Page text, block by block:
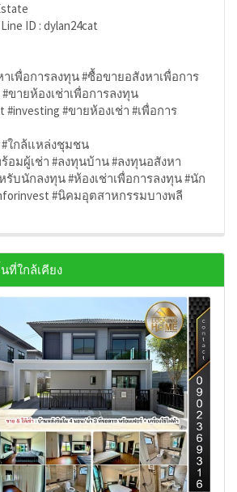
ID : dylan24cat
าเพื่อการลงทุน #ซื้อขายอสังหาเพื่อการ
ขายห้องเช่าเพื่อการลงทุน
#investing #ขายห้องเช่า #เพื่อการ
ใกล้แหล่งชุมชน
อมผู้เช่า #ลงทุนบ้าน #ลงทุนอสังหา
บนักลงทุน #ห้องเช่าเพื่อการลงทุน #นัก
#นิคมอุตสาหกรรมบางพลี
ที่ใกล้เคียง